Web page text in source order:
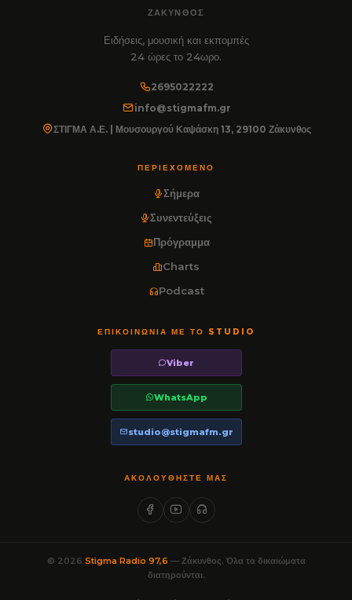
ΖΆΚΥΝΘΟΣ
Ειδήσεις, μουσική και εκπομπές
24 ώρες το 24ωρο.
2695022222
info@stigmafm.gr
ΣΤΙΓΜΑ Α.Ε. | Μουσουργού Καψάσκη 13, 29100 Ζάκυνθος
ΠΕΡΙΕΧΌΜΕΝΟ
Σήμερα
Συνεντεύξεις
Πρόγραμμα
Charts
Podcast
ΕΠΙΚΟΙΝΩΝΊΑ ΜΕ ΤΟ STUDIO
Viber
WhatsApp
studio@stigmafm.gr
ΑΚΟΛΟΥΘΉΣΤΕ ΜΑΣ
© 2026 Stigma Radio 97,6 — Ζάκυνθος. Όλα τα δικαιώματα
διατηρούνται.